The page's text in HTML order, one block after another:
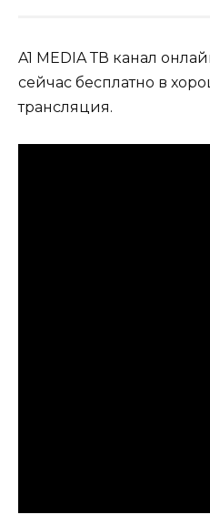
A1 MEDIA ТВ канал
сейчас бесплатно в
трансляция.